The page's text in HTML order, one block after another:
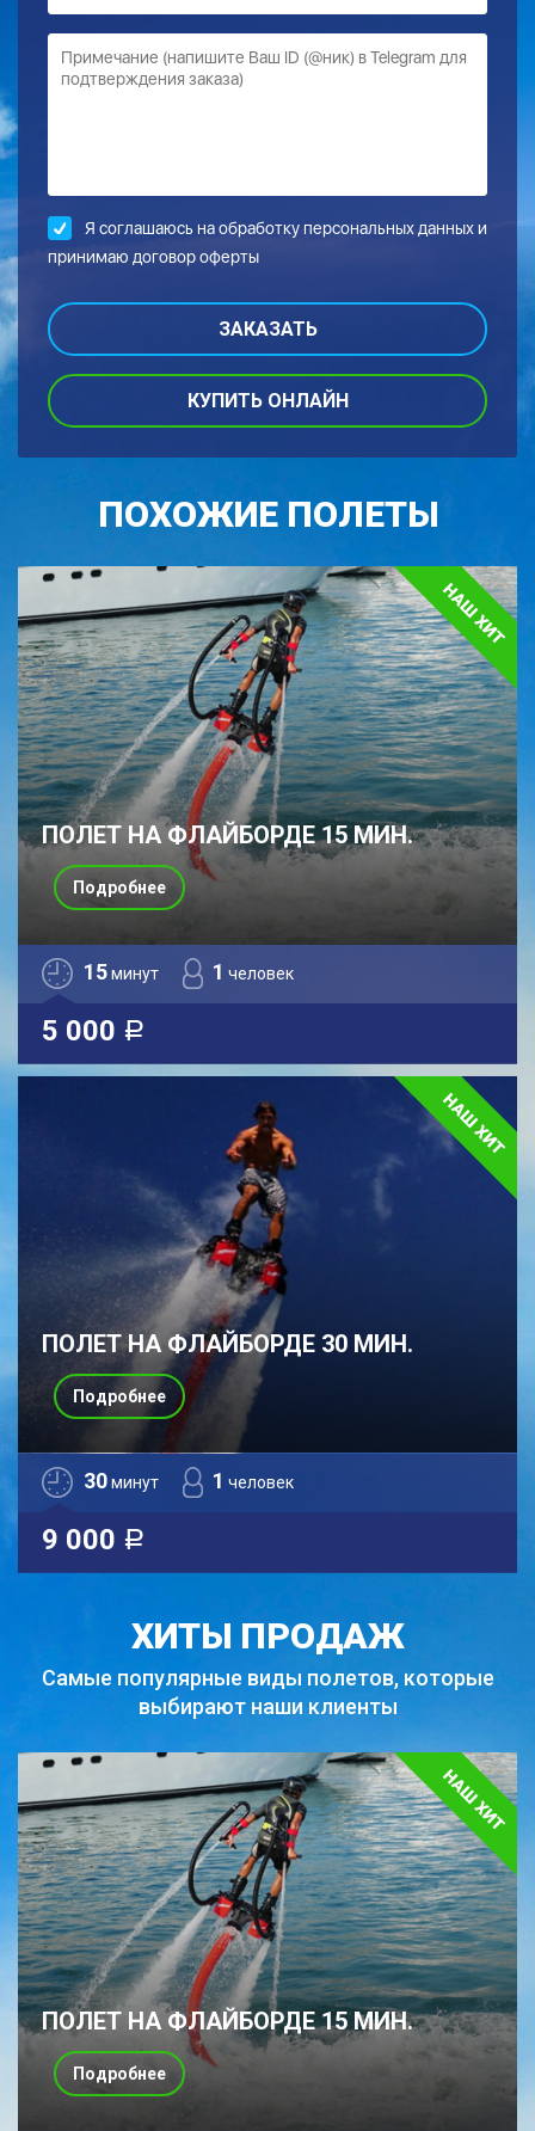
Я соглашаюсь на обработкуперсональных данных и
принимаю договор оферты
КУПИТЬ ОНЛАЙН
ПОХОЖИЕ ПОЛЕТЫ
ПОЛЕТ НА ФЛАЙБОРДЕ 15 МИН.
15минут 1 человек
5 000 a
Подробнее
ПОЛЕТ НА ФЛАЙБОРДЕ 30 МИН.
30минут 1 человек
9 000 a
Подробнее
ХИТЫ ПРОДАЖ
Самые популярные виды полетов, которые
выбирают наши клиенты
ПОЛЕТ НА ФЛАЙБОРДЕ 15 МИН.
Подробнее